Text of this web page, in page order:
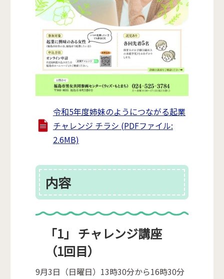
令和5年度姉妹のようにつながる起業
チャレンジ チラシ (PDFファイル:
2.6MB)
内容
「1」 チャレンジ講座
（1回目）
9月3日（日曜日）13時30分から16時30分